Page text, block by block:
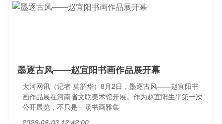
墨逐古风——赵宜阳书画作品展开幕
大河网讯（记者 莫韶华）8月2日，墨逐古风——赵宜阳书
画作品展在河南省文联美术馆开展。作为赵宜阳生平第一次
公开展览，不只是一场书画雅集
2026-08-03 12:42:00